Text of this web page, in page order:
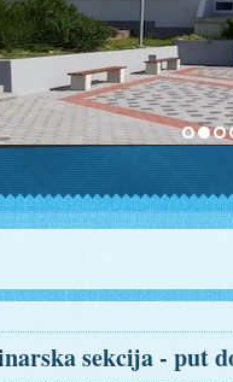
sekcija - put